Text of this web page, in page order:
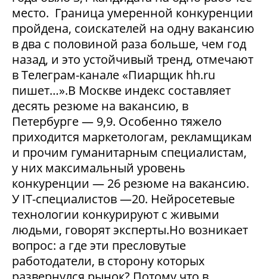
место. Граница умеренной конкуренции
пройдена, соискателей на одну вакансию
в два с половиной раза больше, чем год
назад, и это устойчивый тренд, отмечают
в Телеграм-канале «Пиарщик hh.ru
пишет…».В Москве индекс составляет
десять резюме на вакансию, в
Петербурге — 9,9. Особенно тяжело
приходится маркетологам, рекламщикам
и прочим гуманитарным специалистам,
у них максимальный уровень
конкуренции — 26 резюме на вакансию.
У IT-специалистов —20. Нейросетевые
технологии конкурируют с живыми
людьми, говорят эксперты.Но возникает
вопрос: а где эти пресловутые
работодатели, в сторону которых